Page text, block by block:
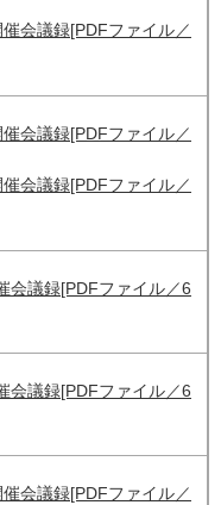
会議録[PDFファイル／
会議録[PDFファイル／
会議録[PDFファイル／
会議録[PDFファイル／6
会議録[PDFファイル／6
会議録[PDFファイル／